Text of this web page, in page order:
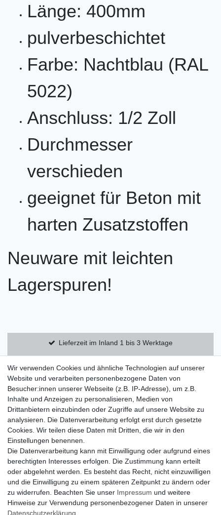
Länge: 400mm
pulverbeschichtet
Farbe: Nachtblau (RAL
5022)
Anschluss: 1/2 Zoll
Durchmesser
verschieden
geeignet für Beton mit
harten Zusatzstoffen
Neuware mit leichten
Lagerspuren!
Lieferzeit im Inland 1 bis 3 Werktage
Kostenloser Versand innerhalb Deutschlands
14 Tage Rückgaberecht
Zahlung und Versand
Widerrufsrecht
Widerrufsformular
Datenschutzerklärung
AGB
Impressum
Wir verwenden Cookies und ähnliche Technologien auf unserer
Website und verarbeiten personenbezogene Daten von
Besucher:innen unserer Webseite (z.B. IP-Adresse), um z.B.
Inhalte und Anzeigen zu personalisieren, Medien von
Drittanbietern einzubinden oder Zugriffe auf unsere Website zu
analysieren. Die Datenverarbeitung erfolgt erst durch gesetzte
Cookies. Wir teilen diese Daten mit Dritten, die wir in den
Einstellungen benennen.
Die Datenverarbeitung kann mit Einwilligung oder aufgrund eines
berechtigten Interesses erfolgen. Die Zustimmung kann erteilt
oder abgelehnt werden. Es besteht das Recht, nicht einzuwilligen
und die Einwilligung zu einem späteren Zeitpunkt zu ändern oder
zu widerrufen. Beachten Sie unser Impressum und weitere
Hinweise zur Verwendung personenbezogener Daten in unserer
Daten­schutz­erklärung